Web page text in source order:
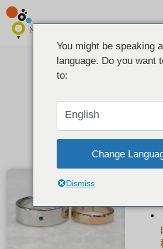
家长和孩子手工制作
You might be speaking
language. Do you want
to:
English
Change
Dismiss